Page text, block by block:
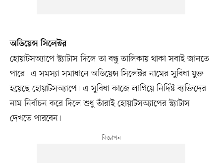
অডিয়েন্স সিলেক্টর
হোয়াটসঅ্যাপে স্ট্যাটাস দিলে তা বন্ধু তালিকায় থাকা সবাই জানতে
পারে। এ সমস্যা সমাধানে অডিয়েন্স সিলেক্টর নামের সুবিধা যুক্ত
হয়েছে হোয়াটসঅ্যাপে। এ সুবিধা কাজে লাগিয়ে নির্দিষ্ট ব্যক্তিদের
নাম নির্বাচন করে দিলে শুধু তাঁরাই হোয়াটসঅ্যাপের স্ট্যাটাস
দেখতে পারবেন।